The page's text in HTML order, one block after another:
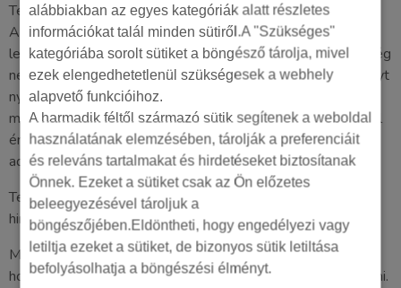
alábbiakban az egyes kategóriák alatt részletes
információkat talál minden sütiről.A "Szükséges"
kategóriába sorolt sütiket a böngésző tárolja, mivel
ezek elengedhetetlenül szükségesek a webhely
alapvető funkcióihoz.
A harmadik féltől származó sütik segítenek a weboldal
használatának elemzésében, tárolják a preferenciáit
és releváns tartalmakat és hirdetéseket biztosítanak
Önnek. Ezeket a sütiket csak az Ön előzetes
beleegyezésével tároljuk a
böngészőjében.Eldöntheti, hogy engedélyezi vagy
letiltja ezeket a sütiket, de bizonyos sütik letiltása
befolyásolhatja a böngészési élményt.
Természetesen ez a cikk csak egy rövid áttekintés a Google
Ad hirdetések sokszínű világáról. Nagyon sok mindenről
lehete még szó és a videósyoutube hirdetésekvilágáról még
nem is beszéltünk. A lényeg az, hogy jó felhasználási élményt
nyújtson a hirdetésünk – ha megfelelő embernek mutatja a
megfelelő helyen, akkor a jó hirdetésekkel nagyobb eséllyel
ér el célokat. Ne sajnálja az időt és a költséget
adatgyűjtésre, optimalizálásra.
Tesztelje ki mi működik és mi nem, melyik Google Ad
hirdetés hoz jobb és hasznosabb látogatót.
Minden piac egyedi, sőt folyamatosan változik és megvan
hozzá a lehetőség, hogy ezt a változást ki lehessen használni.